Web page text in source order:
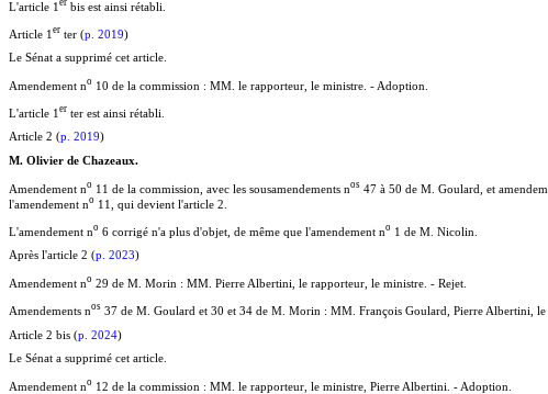
L'article 1 bis est ainsi rétabli.
Article 1 er ter (p. 2019)
Le Sénat a supprimé cet article.
Amendement no 10 de la commission : MM. le rapporteur, le ministre. - Adoption.
L'article 1 er ter est ainsi rétabli.
Article 2 (p. 2019)
M. Olivier de Chazeaux.
Amendement no 11 de la commission, avec les sousamendements nos 47 à 50 de M. Goulard, et
l'amendement no 11, qui devient l'article 2.
L'amendement no 6 corrigé n'a plus d'objet, de même que l'amendement no 1 de M. Nicolin.
Après l'article 2 (p. 2023)
Amendement no 29 de M. Morin : MM. Pierre Albertini, le rapporteur, le ministre. - Rejet.
Amendements nos 37 de M. Goulard et 30 et 34 de M. Morin : MM. François Goulard, Pierre Albertini, le
Article 2 bis (p. 2024)
Le Sénat a supprimé cet article.
Amendement no 12 de la commission : MM. le rapporteur, le ministre, Pierre Albertini. - Adoption.